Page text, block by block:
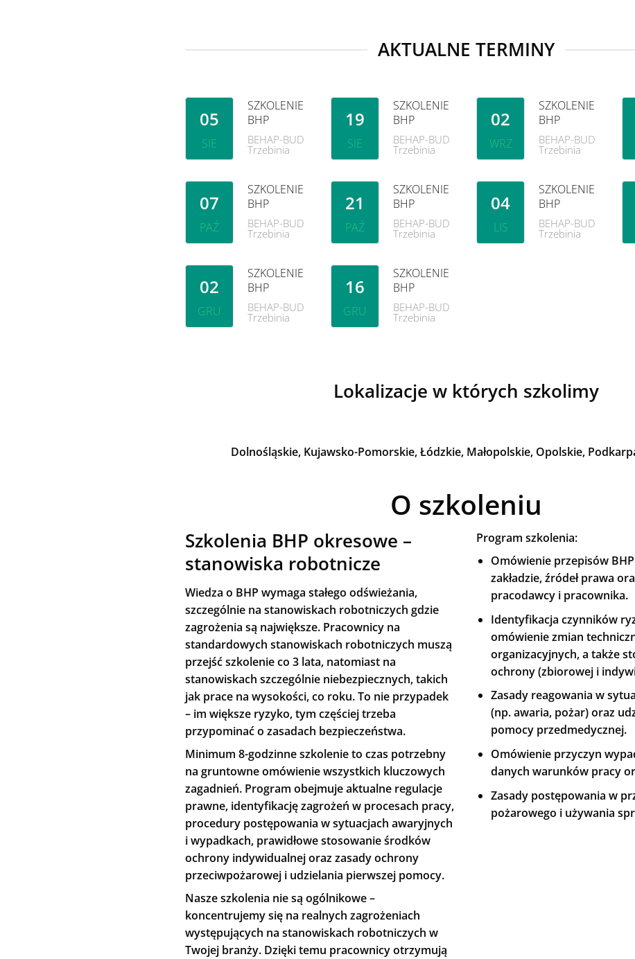
AKTUALNE TERMINY
05
SIE
SZKOLENIE
BHP
BEHAP-BUD
Trzebinia
19
SIE
SZKOLENIE
BHP
BEHAP-BUD
Trzebinia
02
WRZ
SZKOLENIE
BHP
BEHAP-BUD
Trzebinia
07
PAŹ
SZKOLENIE
BHP
BEHAP-BUD
Trzebinia
21
PAŹ
SZKOLENIE
BHP
BEHAP-BUD
Trzebinia
04
LIS
SZKOLENIE
BHP
BEHAP-BUD
Trzebinia
02
GRU
SZKOLENIE
BHP
BEHAP-BUD
Trzebinia
16
GRU
SZKOLENIE
BHP
BEHAP-BUD
Trzebinia
Lokalizacje w których szkolimy
Dolnośląskie, Kujawsko-Pomorskie, Łódzkie, Małopolskie, Opolskie,
O szkoleniu
Szkolenia BHP okresowe –
stanowiska robotnicze
Wiedza o BHP wymaga stałego odświeżania,
szczególnie na stanowiskach robotniczych gdzie
zagrożenia są największe. Pracownicy na
standardowych stanowiskach robotniczych muszą
przejść szkolenie co 3 lata, natomiast na
stanowiskach szczególnie niebezpiecznych, takich
jak prace na wysokości, co roku. To nie przypadek
– im większe ryzyko, tym częściej trzeba
przypominać o zasadach bezpieczeństwa.
Minimum 8-godzinne szkolenie to czas potrzebny
na gruntowne omówienie wszystkich kluczowych
zagadnień. Program obejmuje aktualne regulacje
prawne, identyfikację zagrożeń w procesach pracy,
procedury postępowania w sytuacjach awaryjnych
i wypadkach, prawidłowe stosowanie środków
ochrony indywidualnej oraz zasady ochrony
przeciwpożarowej i udzielania pierwszej pomocy.
Nasze szkolenia nie są ogólnikowe –
koncentrujemy się na realnych zagrożeniach
występujących na stanowiskach robotniczych w
Twojej branży. Dzięki temu pracownicy otrzymują
Program szkolenia:
Omówienie przepisów
zakładzie, źródeł prawa
pracodawcy i pracownika.
Identyfikacja czynników
omówienie zmian
organizacyjnych, a także
ochrony (zbiorowej i
Zasady reagowania w
(np. awaria, pożar) oraz
pomocy przedmedycznej.
Omówienie przyczyn
danych warunków pracy
Zasady postępowania w
pożarowego i używania